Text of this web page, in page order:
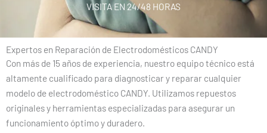
VISITA EN 24/48 HORAS
Expertos en Reparación de Electrodomésticos CANDY
Con más de 15 años de experiencia, nuestro equipo técnico está
altamente cualificado para diagnosticar y reparar cualquier
modelo de electrodoméstico CANDY. Utilizamos repuestos
originales y herramientas especializadas para asegurar un
funcionamiento óptimo y duradero.